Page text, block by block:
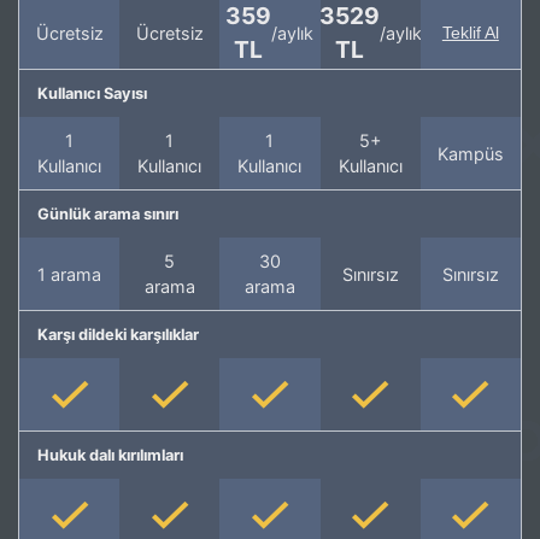
Ücretsiz Ücretsiz
359
TL
/aylık
3529
TL
/aylık Teklif Al
Kullanıcı Sayısı
1
Kullanıcı
1
Kullanıcı
1
Kullanıcı
5+
Kullanıcı
Kampüs
Günlük arama sınırı
1 arama
5
arama
30
arama
Sınırsız Sınırsız
Karşı dildeki karşılıklar
Hukuk dalı kırılımları